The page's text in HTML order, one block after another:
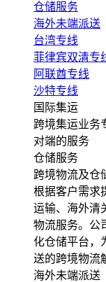
仓储服务
海外未端派送
台湾专线
菲律宾双清专
阿联酋专线
沙特专线
国际集运
跨境集运业务
对端的服务
仓储服务
跨境物流及仓
根据客户需求
运输、海外清
物流服务。公
化仓储平台，
送的跨境物流
海外未端派送